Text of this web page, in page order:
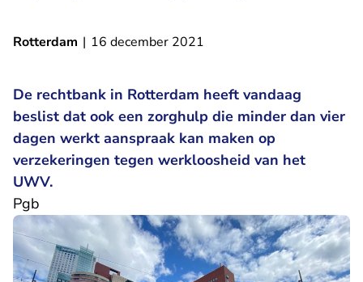
Rotterdam | 16 december 2021
De rechtbank in Rotterdam heeft vandaag
beslist dat ook een zorghulp die minder dan vier
dagen werkt aanspraak kan maken op
verzekeringen tegen werkloosheid van het
UWV.
Pgb